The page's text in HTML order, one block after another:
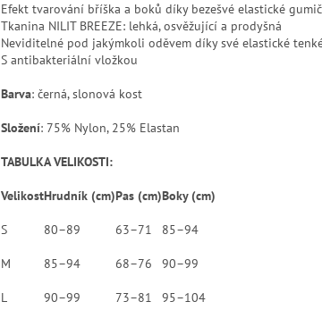
Efekt tvarování bříška a boků díky bezešvé elastické
Tkanina NILIT BREEZE: lehká, osvěžující a prodyšná
Neviditelné pod jakýmkoli oděvem díky své elastické
S antibakteriální vložkou
Barva: černá, slonová kost
Složení: 75% Nylon, 25% Elastan
TABULKA VELIKOSTI:
VelikostHrudník (cm)Pas (cm)Boky (cm)
S 80–89 63–71 85–94
M 85–94 68–76 90–99
L 90–99 73–81 95–104